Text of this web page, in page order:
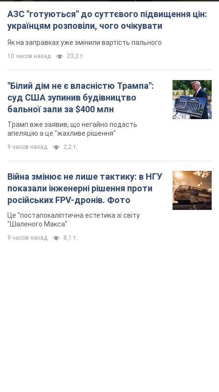
АЗС "готуються" до суттєвого підвищення цін:
українцям розповіли, чого очікувати
Як на заправках уже змінили вартість пального
10 часов назад 23,2 т.
"Білий дім не є власністю Трампа":
суд США зупинив будівництво
бальної зали за $400 млн
Трамп вже заявив, що негайно подасть
апеляцію а це "жахливе рішення"
9 часов назад 2,2 т.
Війна змінює не лише тактику: в НГУ
показали інженерні рішення проти
російських FPV-дронів. Фото
Це "постапокаліптична естетика зі світу
"Шаленого Макса"
9 часов назад 8,1 т.